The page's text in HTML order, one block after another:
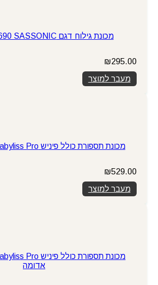
מכונת גילוח דגם ESE 690 SASSONIC ססוניק
₪295.00
מעבר למוצר
מכונת תספורת כולל פיניש Babyliss Pro דגם FX726BI
₪529.00
מעבר למוצר
אדומה